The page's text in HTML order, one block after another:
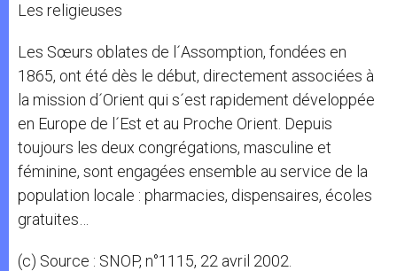
Les religieuses
Les Sœurs oblates de l´Assomption, fondées en
1865, ont été dès le début, directement associées à
la mission d´Orient qui s´est rapidement développée
en Europe de l´Est et au Proche Orient. Depuis
toujours les deux congrégations, masculine et
féminine, sont engagées ensemble au service de la
population locale : pharmacies, dispensaires, écoles
gratuites…
(c) Source : SNOP, n°1115, 22 avril 2002.